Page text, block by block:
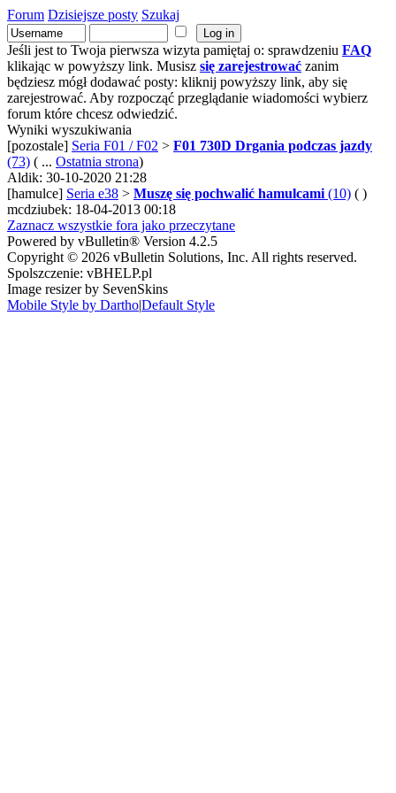
Forum Dzisiejsze posty Szukaj
Jeśli jest to Twoja pierwsza wizyta pamiętaj o: sprawdzeniu FAQ
klikając w powyższy link. Musisz się zarejestrować zanim
będziesz mógł dodawać posty: kliknij powyższy link, aby się
zarejestrować. Aby rozpocząć przeglądanie wiadomości wybierz
forum które chcesz odwiedzić.
Wyniki wyszukiwania
[pozostale] Seria F01 / F02 > F01 730D Drgania podczas jazdy
(73) ( ... Ostatnia strona)
Aldik: 30-10-2020 21:28
[hamulce] Seria e38 > Muszę się pochwalić hamulcami (10) ( )
mcdziubek: 18-04-2013 00:18
Zaznacz wszystkie fora jako przeczytane
Powered by vBulletin® Version 4.2.5
Copyright © 2026 vBulletin Solutions, Inc. All rights reserved.
Spolszczenie: vBHELP.pl
Image resizer by SevenSkins
Mobile Style by Dartho|Default Style